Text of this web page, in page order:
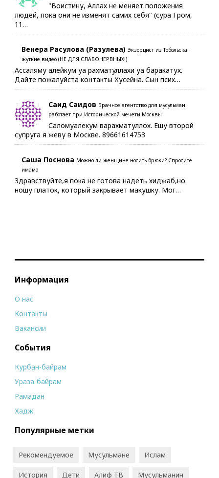
"Воистину, Аллах не меняет положения
людей, пока они не изменят самих себя" (сура Гром,
11…
Венера Расулова (Разулева) Экзорцист из Тобольска:
жуткие видео (НЕ ДЛЯ СЛАБОНЕРВНЫХ!)
Ассаляму алейкум уа рахматуллахи уа баракатух.
Дайте пожалуйста контакты Хусейна. Сын псих…
Саид Саидов Брачное агентство для мусульман
работает при Исторической мечети Москвы
Саломуалекум варахматуллох. Ешу второй
супруга я жеву в Москве. 89661614753
Саша Поснова Можно ли женщине носить брюки? Спросите
имама
Здравствуйте,я пока не готова надеть хиджаб,но
ношу платок, который закрывает макушку. Мог…
Информация
О нас
Контакты
Вакансии
События
Курбан-байрам
Ураза-байрам
Рамадан
Хадж
Популярные метки
Рекомендуемое Мусульмане Ислам
История Дети Алиф ТВ Мусульманин